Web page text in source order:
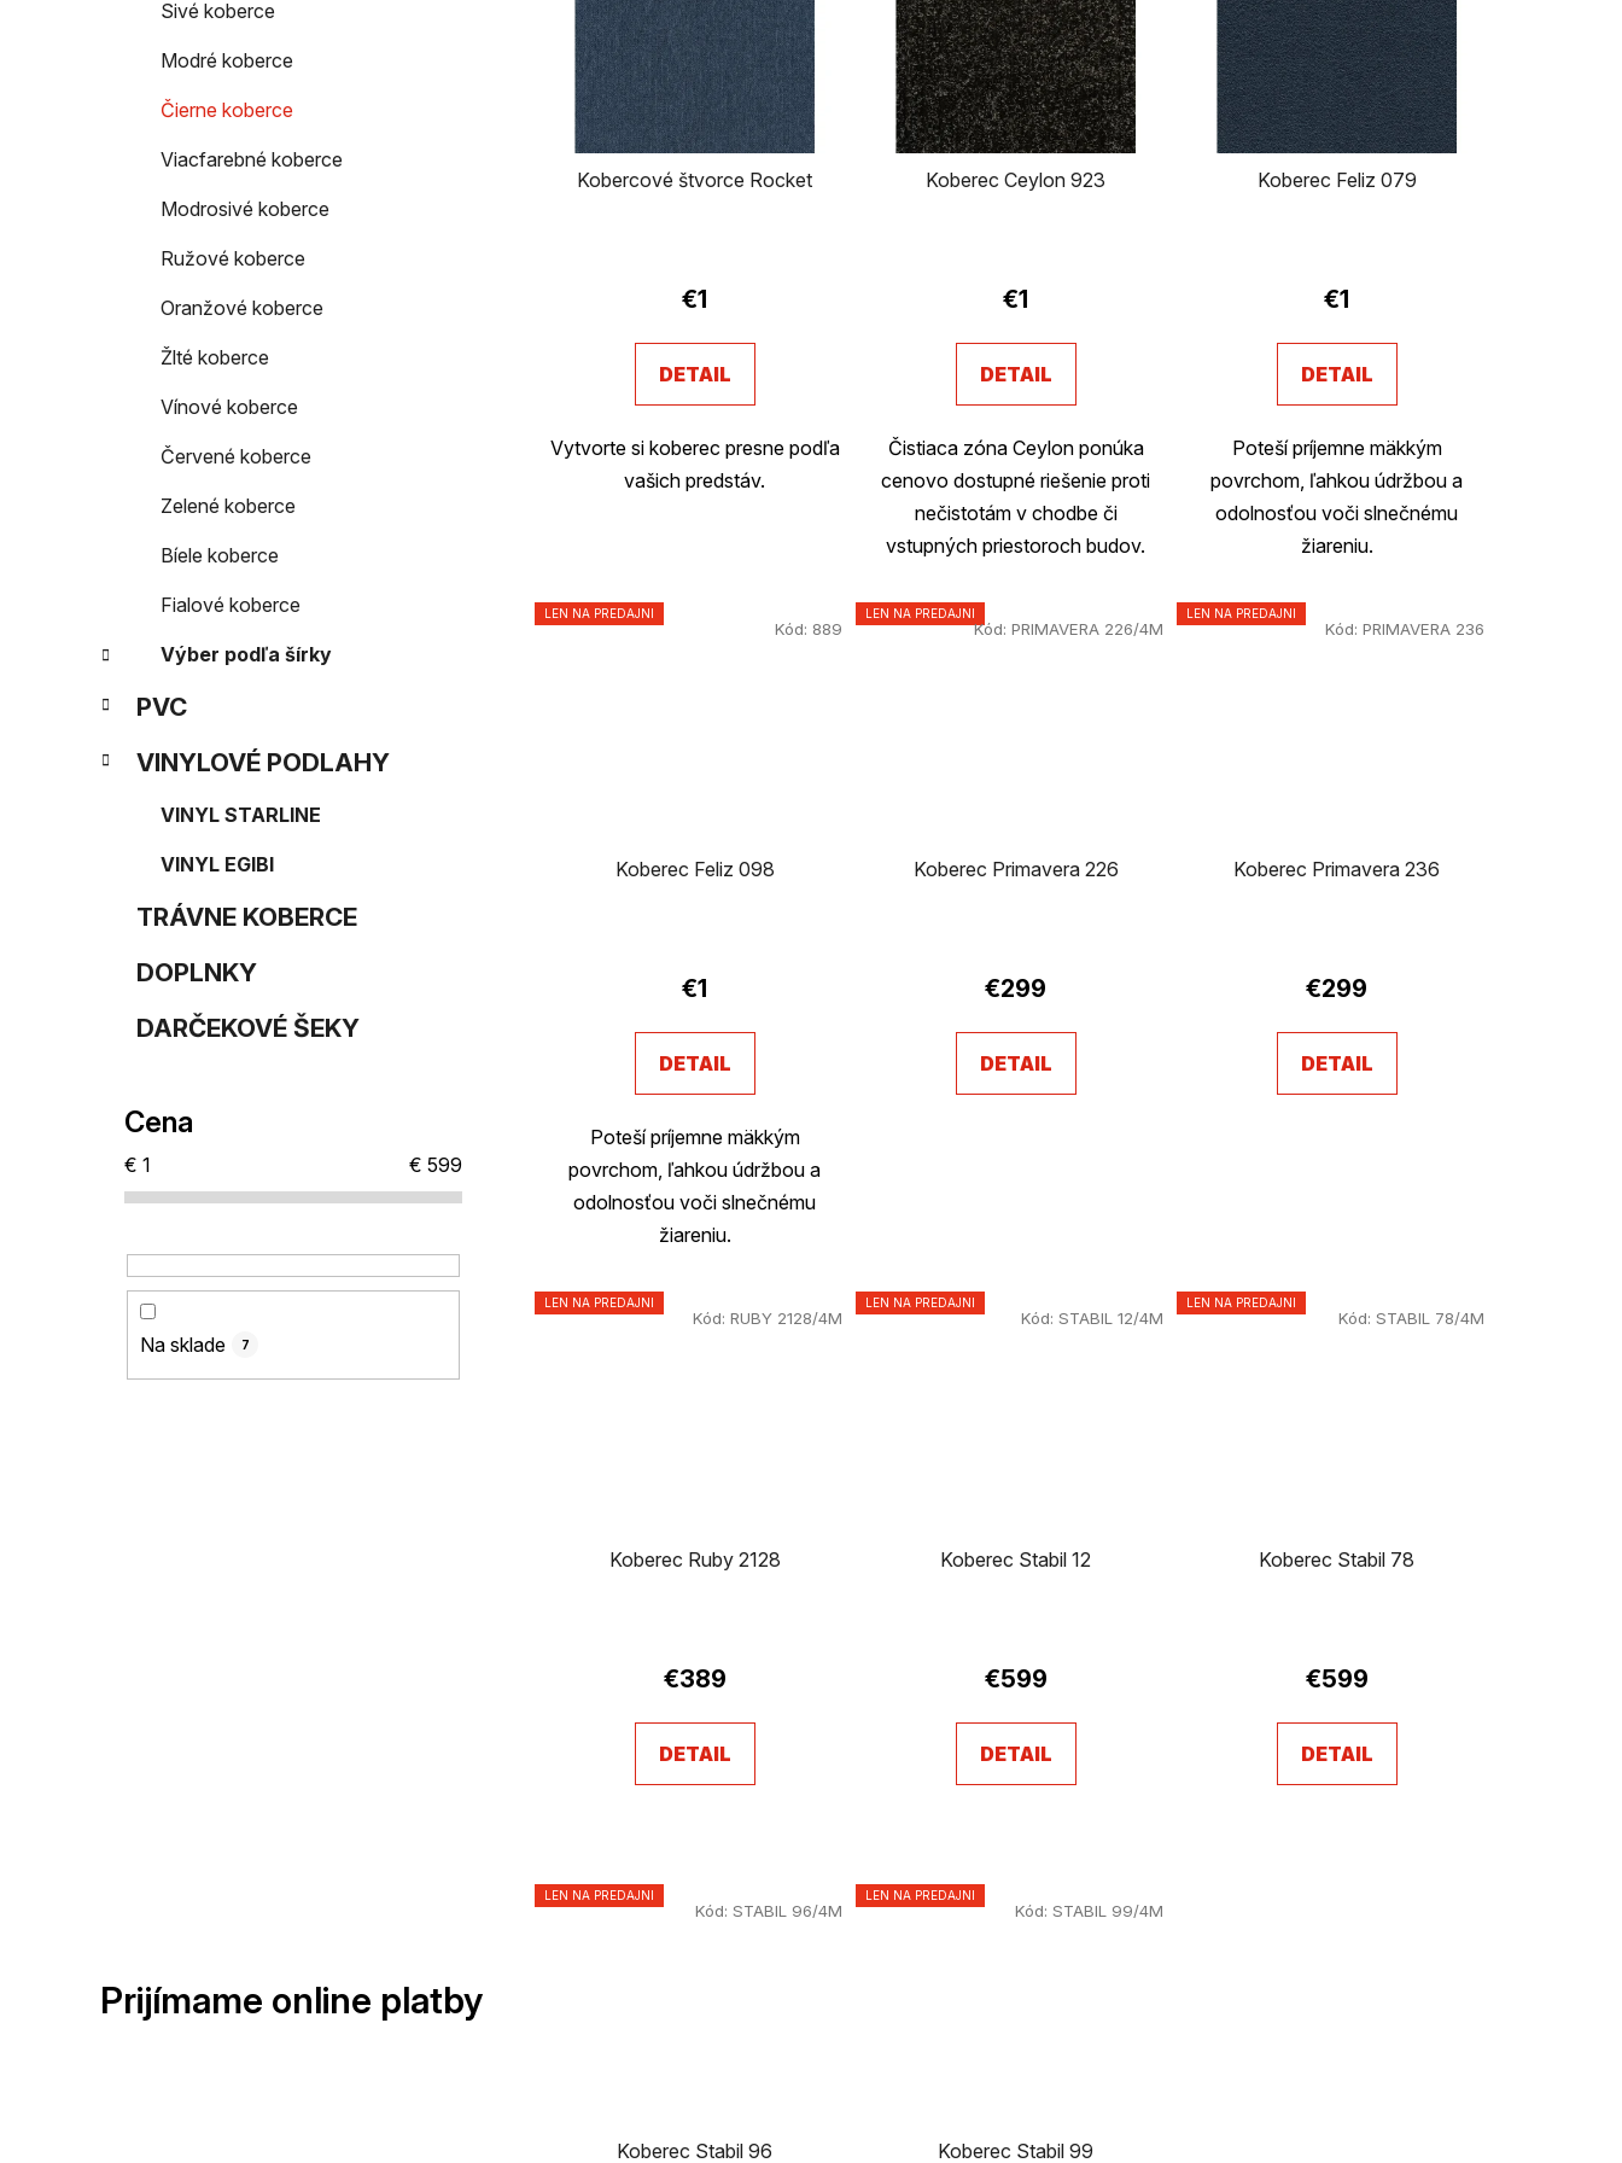
Sivé koberce
Modré koberce
Čierne koberce
Viacfarebné koberce
Modrosivé koberce
Ružové koberce
Oranžové koberce
Žlté koberce
Vínové koberce
Červené koberce
Zelené koberce
Bíele koberce
Fialové koberce
Výber podľa šírky
PVC
VINYLOVÉ PODLAHY
VINYL STARLINE
VINYL EGIBI
TRÁVNE KOBERCE
DOPLNKY
DARČEKOVÉ ŠEKY
Cena
€ 1 € 599
Na sklade 7
Prijímame online platby
n
e
p
o
v
Kobercové štvorce Rocket
€1
DETAIL
Vytvorte si koberec presne podľa
vašich predstáv.
Koberec Ceylon 923
€1
DETAIL
Čistiaca zóna Ceylon ponúka
cenovo dostupné riešenie proti
nečistotám v chodbe či
vstupných priestoroch budov.
Koberec Feliz 079
€1
DETAIL
Poteší príjemne mäkkým
povrchom, ľahkou údržbou a
odolnosťou voči slnečnému
žiareniu.
LEN NA PREDAJNI
Koberec Feliz 098
€1
DETAIL
Poteší príjemne mäkkým
povrchom, ľahkou údržbou a
odolnosťou voči slnečnému
žiareniu.
Kód: 889
LEN NA PREDAJNI
Koberec Primavera 226
€299
DETAIL
Kód: PRIMAVERA 226/4M
LEN NA PREDAJNI
Koberec Primavera 236
€299
DETAIL
Kód: PRIMAVERA 236
LEN NA PREDAJNI
Koberec Ruby 2128
€389
DETAIL
Kód: RUBY 2128/4M
LEN NA PREDAJNI
Koberec Stabil 12
€599
DETAIL
Kód: STABIL 12/4M
LEN NA PREDAJNI
Koberec Stabil 78
€599
DETAIL
Kód: STABIL 78/4M
LEN NA PREDAJNI
Koberec Stabil 96
Kód: STABIL 96/4M
LEN NA PREDAJNI
Koberec Stabil 99
Kód: STABIL 99/4M